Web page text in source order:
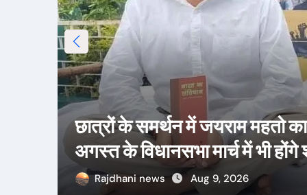
छात्रों के समर्थन में जयराम महतो
अगस्त के विधानसभा मार्च में भी होंगे
Rajdhani news Aug 9, 2026